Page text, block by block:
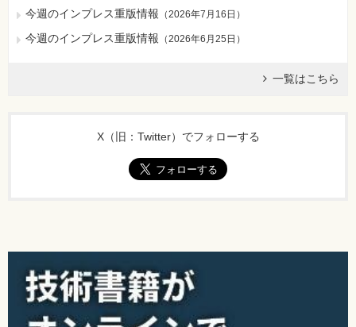
今週のインプレス重版情報 （2026年7月16日 ）
今週のインプレス重版情報 （2026年6月25日 ）
一覧はこちら
X（旧：Twitter）でフォローする